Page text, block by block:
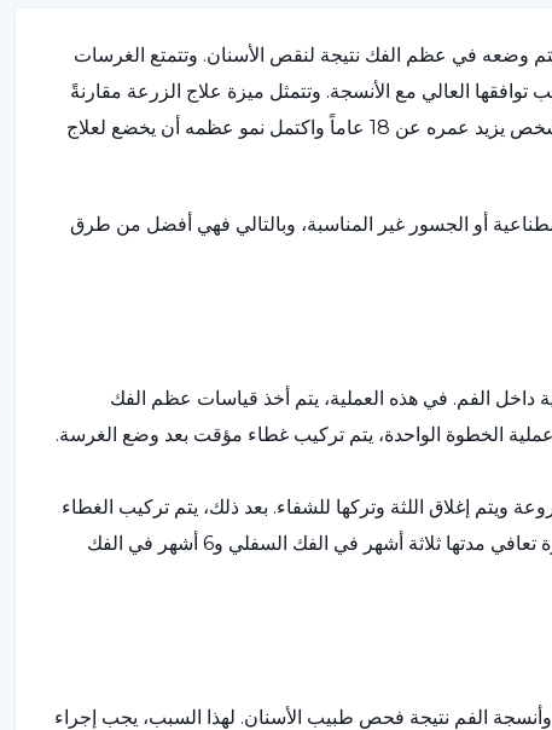
وضعه في عظم الفك نتيجة لنقص الأسنان. وتتمتع الغرسات
العالي مع الأنسجة. وتتمثل ميزة علاج الزرعة مقارنةً
بالعلاجات الأخرى في عدم تضرر الأسنان المجاورة. يمكن لأي شخص يزيد عمره عن 18 عاماً واكتمل نمو عظمه أن يخضع لعلاج
أو الجسور غير المناسبة، وبالتالي فهي أفضل من طرق
الفم. في هذه العملية، يتم أخذ قياسات عظم الفك
الخطوة الواحدة، يتم تركيب غطاء مؤقت بعد وضع الغرسة.
ويتم إغلاق اللثة وتركها للشفاء. بعد ذلك، يتم تركيب الغطاء
التعويضي. في كلتا الطريقتين، يتم وضع جسر مؤقت وهناك فترة تعافي مدتها ثلاثة أشهر في الفك السفلي و6 أشهر في الفك
الفم نتيجة فحص طبيب الأسنان. لهذا السبب، يجب إجراء